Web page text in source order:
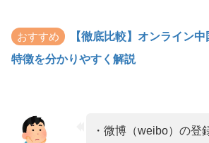
おすすめ
【徹底比較】オンライン
特徴を分かりやすく解説
・微博（weibo）の登